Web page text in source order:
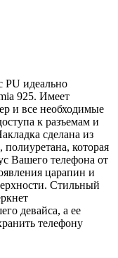
PU идеально
925. Имеет
и все необходимые
к разъемам и
сделана из
полиуретана, которая
Вашего телефона от
царапин и
Стильный
девайса, а ее
телефону